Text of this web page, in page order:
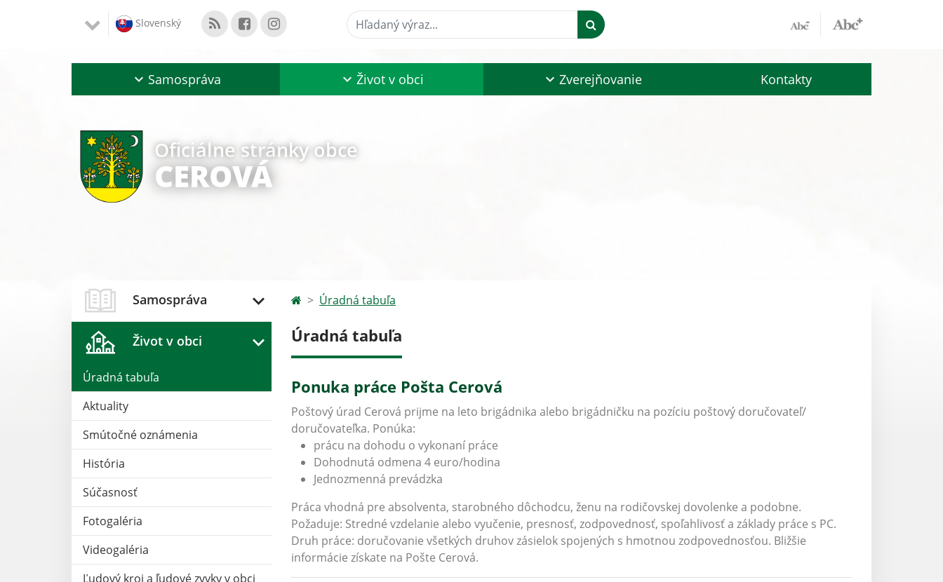
Slovenský Hľadaný výraz...
Samospráva Život v obci Zverejňovanie Kontakty
Oficiálne stránky obce
CEROVÁ
Samospráva
Život v obci
Úradná tabuľa
Aktuality
Smútočné oznámenia
História
Súčasnosť
Fotogaléria
Videogaléria
Ľudový kroj a ľudové zvyky v obci
Úradná tabuľa
Úradná tabuľa
Ponuka práce Pošta Cerová
Poštový úrad Cerová prijme na leto brigádnika alebo brigádničku na pozíciu poštový doručovateľ/
doručovateľka. Ponúka:
prácu na dohodu o vykonaní práce
Dohodnutá odmena 4 euro/hodina
Jednozmenná prevádzka
Práca vhodná pre absolventa, starobného dôchodcu, ženu na rodičovskej dovolenke a podobne.
Požaduje: Stredné vzdelanie alebo vyučenie, presnosť, zodpovednosť, spoľahlivosť a základy práce s PC.
Druh práce: doručovanie všetkých druhov zásielok spojených s hmotnou zodpovednosťou. Bližšie
informácie získate na Pošte Cerová.